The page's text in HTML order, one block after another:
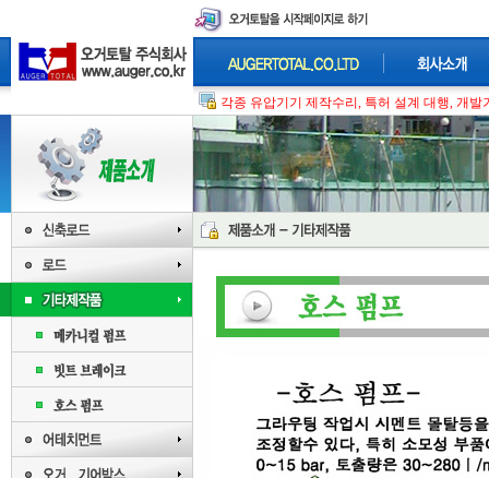
각종 유압기기 제작수리, 특허 설계 대행, 개